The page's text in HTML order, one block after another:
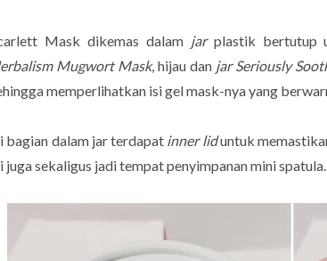
Mask dikemas dalam jarplastik bertutup
Mugwort Mask, hijau dan jar Seriously
memperlihatkan isi gel mask-nya yang
bagian dalam jar terdapat inner liduntuk
juga sekaligus jadi tempat penyimpanan mini spatula.